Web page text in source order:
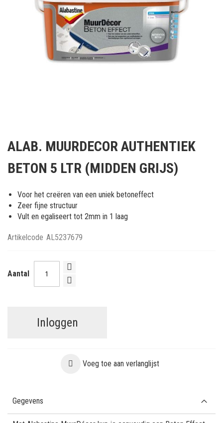
het
van
afbeeldingen-
gallerij
ALAB. MUURDECOR AUTHENTIEK
BETON 5 LTR (MIDDEN GRIJS)
Voor het creëren van een uniek betoneffect
Zeer fijne structuur
Vult en egaliseert tot 2mm in 1 laag
Artikelcode AL5237679
Aantal
Inloggen
Voeg toe aan verlanglijst
Gegevens